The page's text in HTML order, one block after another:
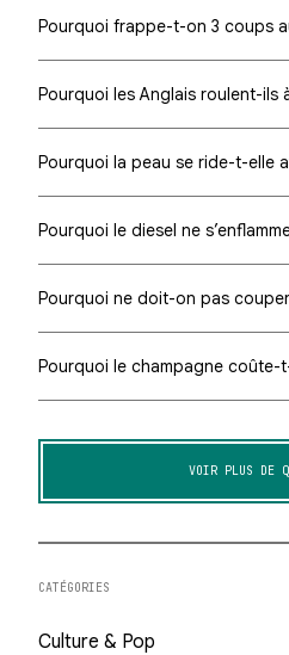
Pourquoi frappe-t-on 3 coups
Pourquoi les Anglais roulent-ils
Pourquoi la peau se ride-t-elle
Pourquoi le diesel ne
Pourquoi ne doit-on pas
Pourquoi le champagne coûte-
VOIR PLUS DE
CATÉGORIES
Culture & Pop